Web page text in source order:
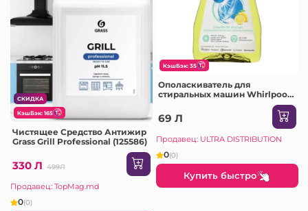
СКИДКА
КэшБэк: 165
Чистящее Средство Антижир
Grass Grill Professional (125586)
330 Л 499Л
Продавец: TopMag.md
0(0)
КэшБэк: 35
Ополаскиватель для
стиральных машин Whirlpool
69 Л
Продавец: ULTRA DISTRIBUTION
0(0)
Купить быстро